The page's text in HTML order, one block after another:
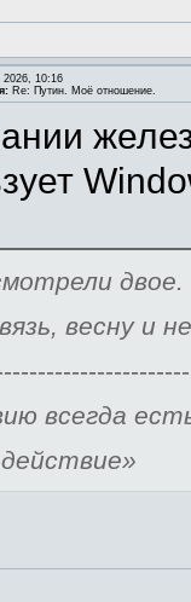
2026, 10:16
Re: Путин. Моё отношение.
весну и
всегда